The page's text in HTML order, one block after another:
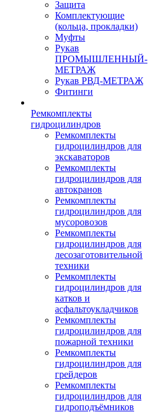
Защита
Комплектующие
(кольца, прокладки)
Муфты
Рукав
ПРОМЫШЛЕННЫЙ-
МЕТРАЖ
Рукав РВД-МЕТРАЖ
Фитинги
Ремкомплекты
гидроцилиндров
Ремкомплекты
гидроцилиндров для
экскаваторов
Ремкомплекты
гидроцилиндров для
автокранов
Ремкомплекты
гидроцилиндров для
мусоровозов
Ремкомплекты
гидроцилиндров для
лесозаготовительной
техники
Ремкомплекты
гидроцилиндров для
катков и
асфальтоукладчиков
Ремкомплекты
гидроцилиндров для
пожарной техники
Ремкомплекты
гидроцилиндров для
грейдеров
Ремкомплекты
гидроцилиндров для
гидроподъёмников